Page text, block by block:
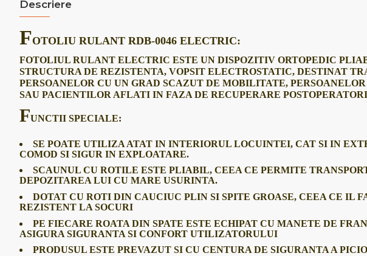
Descriere
FOTOLIU RULANT RDB-0046 ELECTRIC:
FOTOLIUL RULANT ELECTRIC ESTE UN DISPOZITIV ORTOPEDIC
STRUCTURA DE REZISTENTA, VOPSIT ELECTROSTATIC, DESTINAT
PERSOANELOR CU UN GRAD SCAZUT DE MOBILITATE,
SAU PACIENTILOR AFLATI IN FAZA DE RECUPERARE
FUNCTII SPECIALE:
SE POATE UTILIZA ATAT IN INTERIORUL LOCUINTEI, CAT SI IN
COMOD SI SIGUR IN EXPLOATARE.
SCAUNUL CU ROTILE ESTE PLIABIL, CEEA CE PERMITE
DEPOZITAREA LUI CU MARE USURINTA.
DOTAT CU ROTI DIN CAUCIUC PLIN SI SPITE GROASE, CEEA CE IL
REZISTENT LA SOCURI
PE FIECARE ROATA DIN SPATE ESTE ECHIPAT CU MANETE DE
ASIGURA SIGURANTA SI CONFORT UTILIZATORULUI
PRODUSUL ESTE PREVAZUT SI CU CENTURA DE SIGURANTA A